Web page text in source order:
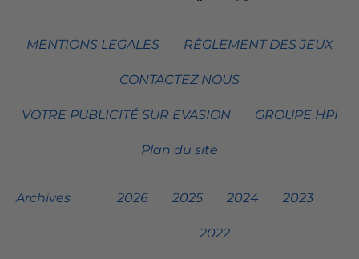
MENTIONS LEGALES RÈGLEMENT DES JEUX
CONTACTEZ NOUS
VOTRE PUBLICITÉ SUR EVASION GROUPE HPI
Plan du site
Archives 2026 2025 2024 2023
2022